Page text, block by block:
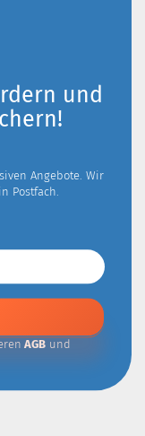
und
Angebote. Wir
Postfach.
AGB und